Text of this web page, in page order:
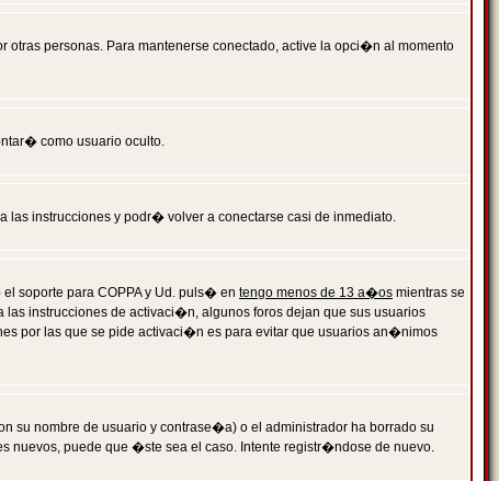
personas. Para mantenerse conectado, active la opci�n al momento
como usuario oculto.
las instrucciones y podr� volver a conectarse casi de inmediato.
soporte para COPPA y Ud. puls� en tengo menos de 13 a�os mientras se
instrucciones de activaci�n, algunos foros dejan que sus usuarios
por las que se pide activaci�n es para evitar que usuarios an�nimos
su nombre de usuario y contrase�a) o el administrador ha borrado su
nuevos, puede que �ste sea el caso. Intente registr�ndose de nuevo.